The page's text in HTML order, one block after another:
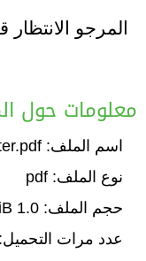
المرجو
معلومات حول
اسم الملف: Solution-atalib-ad-nawatij-1inter.pdf
نوع الملف: pdf
حجم الملف: 1.0 MiB
عدد مرات التحميل: 55